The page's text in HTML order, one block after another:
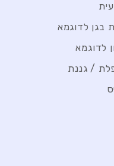
בגן לדוגמא
לדוגמא
/ גננת